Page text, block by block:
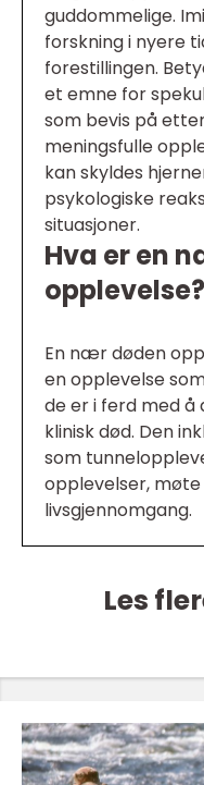
guddommelige.
forskning i nyere
forestillingen.
et emne for
som bevis på
meningsfulle
kan skyldes
psykologiske
situasjoner.
Hva er en
opplevelse?
En nær døden
en opplevelse
de er i ferd med å
klinisk død. Den
som
opplevelser,
livsgjennomgang.
Les